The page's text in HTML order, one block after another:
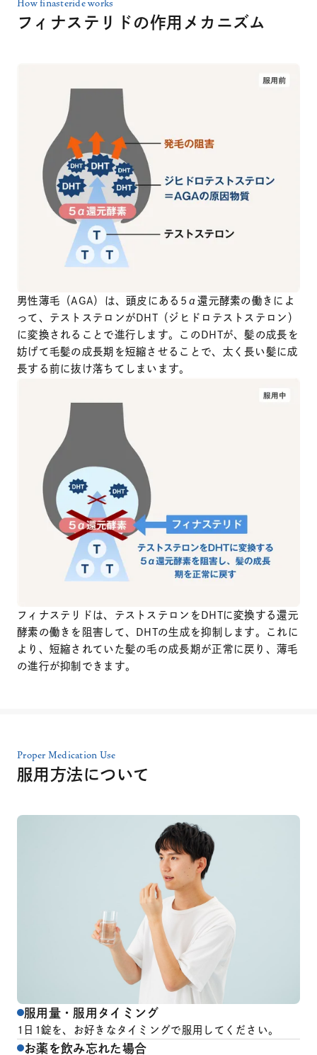
How finasteride works
フィナステリドの作用メカニズム
男性薄毛（AGA）は、頭皮にある5α還元酵素の働きによ
って、テストステロンがDHT（ジヒドロテストステロン）
に変換されることで進行します。このDHTが、髪の成長を
妨げて毛髪の成長期を短縮させることで、太く長い髪に成
長する前に抜け落ちてしまいます。
フィナステリドは、テストステロンをDHTに変換する還元
酵素の働きを阻害して、DHTの生成を抑制します。これに
より、短縮されていた髪の毛の成長期が正常に戻り、薄毛
の進行が抑制できます。
Proper Medication Use
服用方法について
服用量・服用タイミング
1日1錠を、お好きなタイミングで服用してください。
お薬を飲み忘れた場合